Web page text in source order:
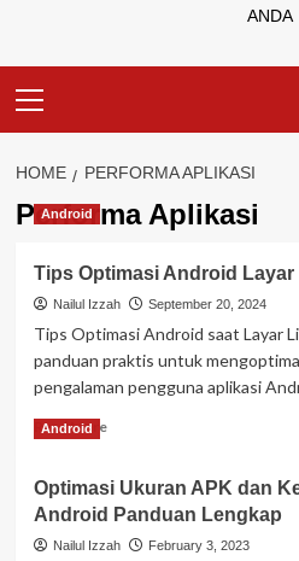
ANDA
Menu
HOME PERFORMA APLIKASI
Performa Aplikasi
Android
Tips Optimasi Android Layar
Nailul Izzah September 20, 2024
Tips Optimasi Android saat Layar
panduan praktis untuk
pengalaman pengguna aplikasi
Read MoreRead
Tips
Optimasi
Android
Android
Optimasi Ukuran APK dan
Android Panduan Lengkap
Nailul Izzah February 3, 2023